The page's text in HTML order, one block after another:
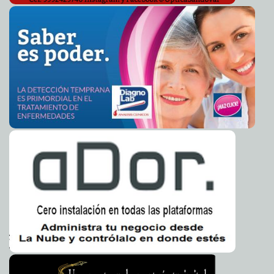
2014-04-08 04:46:15 Filtran fotos eróticas de Demi Lovato y Wilmer
Walderrama Eduardo Ignacio Ramos Pérez
2014-04-08 04:41:55 Pete Mayhew vuelve a ser Chewbacca en la nueva
película de Star Wars Claudia Sofía Gómez Infante
2014-04-08 04:38:20 La Selección Nacional: Lo mejor en la vida de Luis
Hernández Carmen Alicia Briceño Sánchez
"Cover", empresa fundada por ex empleados de
"Google" Javier W. López Madera
2014-04-07 22:54:16 "Twitter" compra "Cover": Aplicación de "Android"
para teléfonos inteligentes Javier W. López Madera
2014-04-07 22:35:04 Corrección a la baja: Industria automotriz ajusta
previsión de crecimiento en ventas internas Javier W. López Madera
Aumentó 16.3% la producción de autos en marzo:
Crece 3.5% la venta Javier W. López Madera
Michoacán-Empresarios Javier W. López Madera
Se corre el riesgo de estar ante un "Michoacanazo
Dos" en el caso Reyna, advierte Ricardo Monreal
Advertencia de Alfredo Castillo: La limpia es "caiga
quien caiga" Javier W. López Madera
2014-04-07 20:48:04 Limpia total en Michoacán, objetivo de la Federación,
afirma Comisionado para la Seguridad Javier W. López Madera
2014-04-07 20:07:41 Apuntan a "Napo" Gómez Urrutia: Lo acusan por el